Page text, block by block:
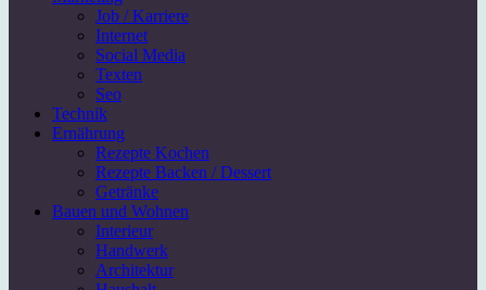
Job / Karriere
Internet
Social Media
Texten
Seo
Technik
Ernährung
Rezepte Kochen
Rezepte Backen / Dessert
Getränke
Bauen und Wohnen
Interieur
Handwerk
Architektur